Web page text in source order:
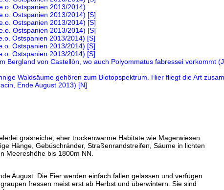
grasreiche, eher trockenwarme Habitate wie Magerwiesen
Hänge, Gebüschränder, Straßenrandstreifen, Säume in lichten
Meereshöhe bis 1800m NN.
August. Die Eier werden einfach fallen gelassen und verfügen
fressen meist erst ab Herbst und überwintern. Sie sind